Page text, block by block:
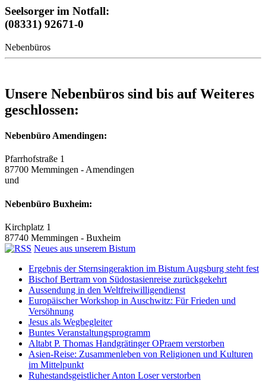
Seelsorger im Notfall:
(08331) 92671-0
Nebenbüros
Unsere Nebenbüros sind bis auf Weiteres
geschlossen:
Nebenbüro Amendingen:
Pfarrhofstraße 1
87700 Memmingen - Amendingen
und
Nebenbüro Buxheim:
Kirchplatz 1
87740 Memmingen - Buxheim
Neues aus unserem Bistum
Ergebnis der Sternsingeraktion im Bistum Augsburg steht fest
Bischof Bertram von Südostasienreise zurückgekehrt
Aussendung in den Weltfreiwilligendienst
Europäischer Workshop in Auschwitz: Für Frieden und
Versöhnung
Jesus als Wegbegleiter
Buntes Veranstaltungsprogramm
Altabt P. Thomas Handgrätinger OPraem verstorben
Asien-Reise: Zusammenleben von Religionen und Kulturen
im Mittelpunkt
Ruhestandsgeistlicher Anton Loser verstorben